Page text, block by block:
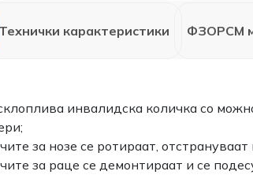
Технички карактеристики ФЗОРСМ
инвалидска количка со
за нозе се ротираат,
за раце се демонтираат и се